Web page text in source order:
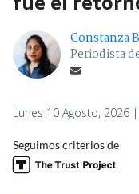
Constanza
Periodista
Lunes 10 Agosto, 2026
Seguimos criterios de